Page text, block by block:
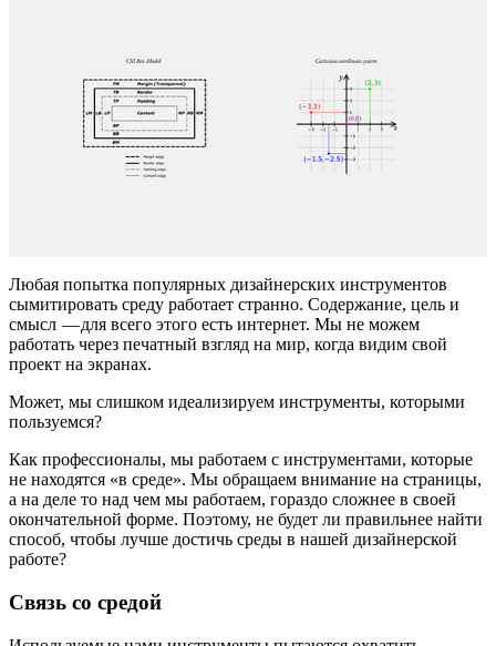
Любая попытка популярных дизайнерских инструментов
сымитировать среду работает странно. Содержание, цель и
смысл — для всего этого есть интернет. Мы не можем
работать через печатный взгляд на мир, когда видим свой
проект на экранах.
Может, мы слишком идеализируем инструменты, которыми
пользуемся?
Как профессионалы, мы работаем с инструментами, которые
не находятся «в среде». Мы обращаем внимание на страницы,
а на деле то над чем мы работаем, гораздо сложнее в своей
окончательной форме. Поэтому, не будет ли правильнее найти
способ, чтобы лучше достичь среды в нашей дизайнерской
работе?
Связь со средой